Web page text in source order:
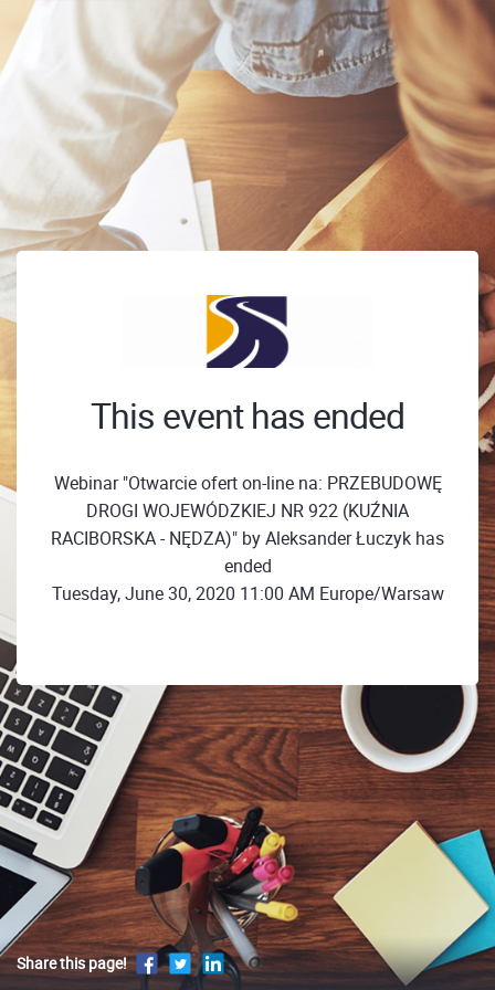
This event has ended
Webinar "Otwarcie ofert on-line na: PRZEBUDOWĘ
DROGI WOJEWÓDZKIEJ NR 922 (KUŹNIA
RACIBORSKA - NĘDZA)" by Aleksander Łuczyk has
ended
Tuesday, June 30, 2020 11:00 AM Europe/Warsaw
Share this page!